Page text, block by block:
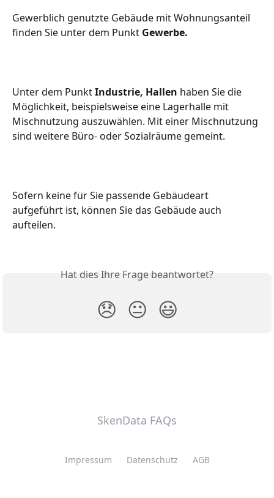
Gewerblich genutzte Gebäude mit Wohnungsanteil
finden Sie unter dem Punkt Gewerbe.
Unter dem Punkt Industrie, Hallen haben Sie die
Möglichkeit, beispielsweise eine Lagerhalle mit
Mischnutzung auszuwählen. Mit einer Mischnutzung
sind weitere Büro- oder Sozialräume gemeint.
Sofern keine für Sie passende Gebäudeart
aufgeführt ist, können Sie das Gebäude auch
aufteilen.
Hat dies Ihre Frage beantwortet?
😞 😐 😃
SkenData FAQs
Impressum Datenschutz AGB